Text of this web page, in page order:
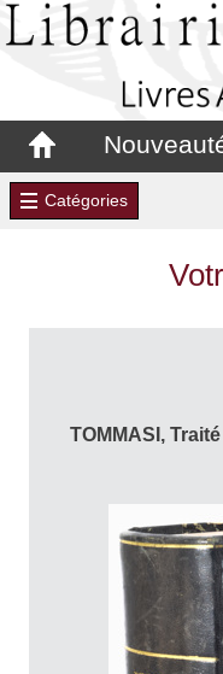
Catégories
TOMMASI,